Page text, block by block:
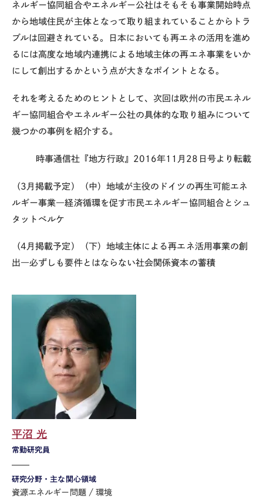
ネルギー協同組合やエネルギー公社はそもそも事業開始時点
から地域住民が主体となって取り組まれていることからトラ
ブルは回避されている。日本においても再エネの活用を進め
るには高度な地域内連携による地域主体の再エネ事業をいか
にして創出するかという点が大きなポイントとなる。
それを考えるためのヒントとして、次回は欧州の市民エネル
ギー協同組合やエネルギー公社の具体的な取り組みについて
幾つかの事例を紹介する。
時事通信社『地方行政』2016年11月28日号より転載
（3月掲載予定）（中）地域が主役のドイツの再生可能エネ
ルギー事業―経済循環を促す市民エネルギー協同組合とシュ
タットベルケ
（4月掲載予定）（下）地域主体による再エネ活用事業の創
出―必ずしも要件とはならない社会関係資本の蓄積
常勤研究員
平沼 光
研究分野・主な関心領域
資源エネルギー問題 環境